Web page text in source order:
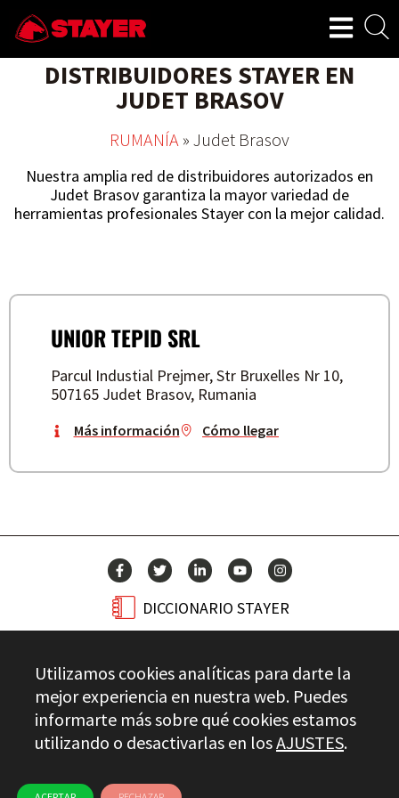
DISTRIBUIDORES STAYER EN
JUDET BRASOV
RUMANÍA » Judet Brasov
Nuestra amplia red de distribuidores autorizados en
Judet Brasov garantiza la mayor variedad de
herramientas profesionales Stayer con la mejor calidad.
UNIOR TEPID SRL
Parcul Industial Prejmer, Str Bruxelles Nr 10,
507165 Judet Brasov, Rumania
Más información Cómo llegar
DICCIONARIO STAYER
CONTACTO
Stayer.es © 2026
Utilizamos cookies analíticas para darte la
mejor experiencia en nuestra web. Puedes
informarte más sobre qué cookies estamos
utilizando o desactivarlas en losAJUSTES.